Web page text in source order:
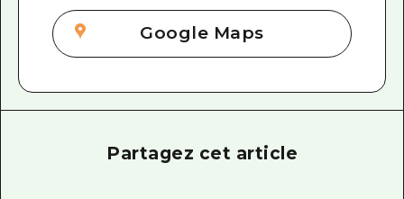
Google Maps
Partagez cet article